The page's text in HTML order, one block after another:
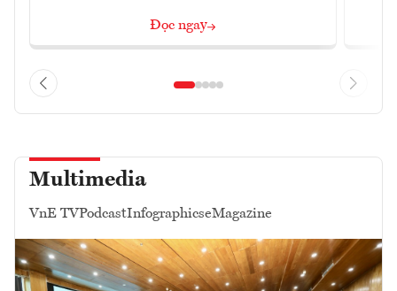
Đọc ngay
Multimedia
VnE TVPodcastInfographicseMagazine